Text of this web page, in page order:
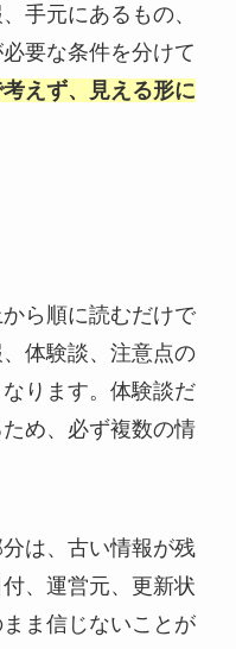
手元にあるもの、
要な条件を分けて
えず、見える形に
ら順に読むだけで
体験談、注意点の
ります。体験談だ
め、必ず複数の情
は、古い情報が残
、運営元、更新状
ま信じないことが